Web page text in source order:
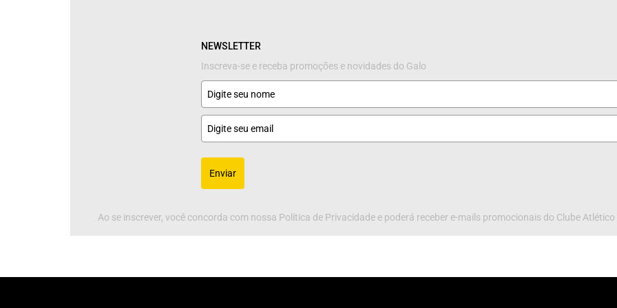
NEWSLETTER
Inscreva-se e receba promoções e novidades do Galo
Enviar
Ao se inscrever, você concorda com nossa Política de Privacidade e poderá receber e-mails promocionais do Clube Atlético